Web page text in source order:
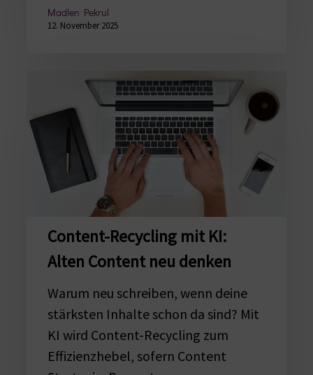
Madlen Pekrul
12. November 2025
mit
KI:
Alten
Content
denkenContent-Recycling mit KI:
Alten Content neu denken
Warum neu schreiben, wenn deine
stärksten Inhalte schon da sind? Mit
KI wird Content-Recycling zum
Effizienzhebel, sofern Content